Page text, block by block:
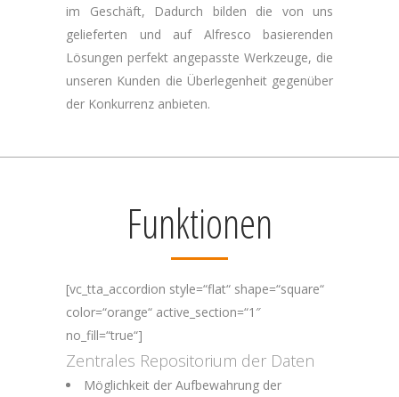
im Geschäft, Dadurch bilden die von uns
gelieferten und auf Alfresco basierenden
Lösungen perfekt angepasste Werkzeuge, die
unseren Kunden die Überlegenheit gegenüber
der Konkurrenz anbieten.
Funktionen
[vc_tta_accordion style=“flat“ shape=“square“
color=“orange“ active_section=“1″
no_fill=“true“]
Zentrales Repositorium der Daten
Möglichkeit der Aufbewahrung der